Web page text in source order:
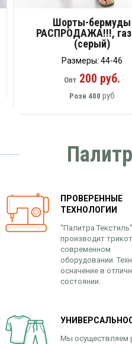
Шорты-бермуды
РАСПРОДАЖА!!!,
(серый)
Размеры: 44-46
Опт200 руб.
Розн 400 руб
ПРОВЕРЕННЫЕ
ТЕХНОЛОГИИ
“Палитра Текстиль”
производит
современном
оборудовании.
осначение в
состоянии.
Мы осуществляем